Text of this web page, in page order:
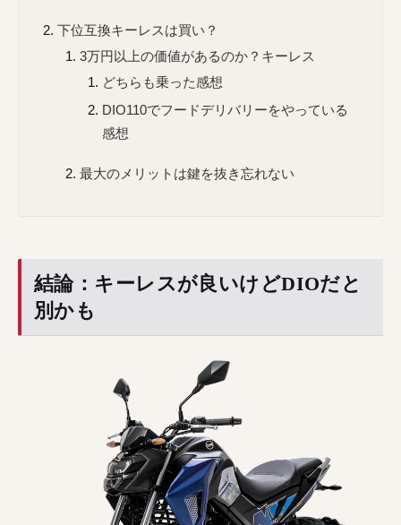
下位互換キーレスは買い？
3万円以上の価値があるのか？キーレス
どちらも乗った感想
DIO110でフードデリバリーをやっている
感想
最大のメリットは鍵を抜き忘れない
結論：キーレスが良いけどDIOだと
別かも